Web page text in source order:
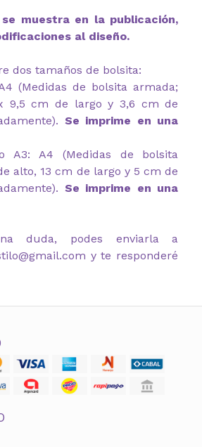
muestra en la publicación,
al diseño.
dos tamaños de bolsita:
(Medidas de bolsita armada;
9,5 cm de largo y 3,6 cm de
Se imprime en una
A3: A4 (Medidas de bolsita
alto, 13 cm de largo y 5 cm de
Se imprime en una
duda, podes enviarla a
y te responderé